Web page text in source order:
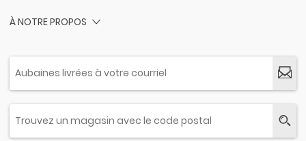
À NOTRE PROPOS